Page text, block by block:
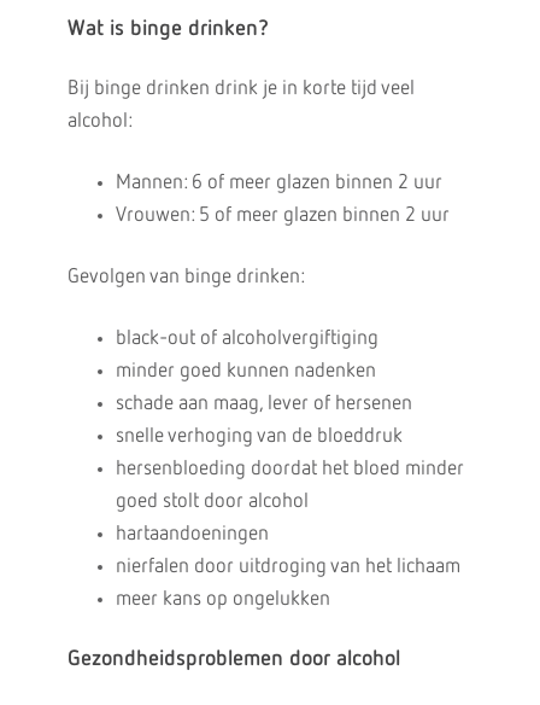
Wat is binge drinken?
Bij binge drinken drink je in korte tijd veel
alcohol:
Mannen: 6 of meer glazen binnen 2 uur
Vrouwen: 5 of meer glazen binnen 2 uur
Gevolgen van binge drinken:
black-out of alcoholvergiftiging
minder goed kunnen nadenken
schade aan maag, lever of hersenen
snelle verhoging van de bloeddruk
hersenbloeding doordat het bloed minder
goed stolt door alcohol
hartaandoeningen
nierfalen door uitdroging van het lichaam
meer kans op ongelukken
Gezondheidsproblemen door alcohol